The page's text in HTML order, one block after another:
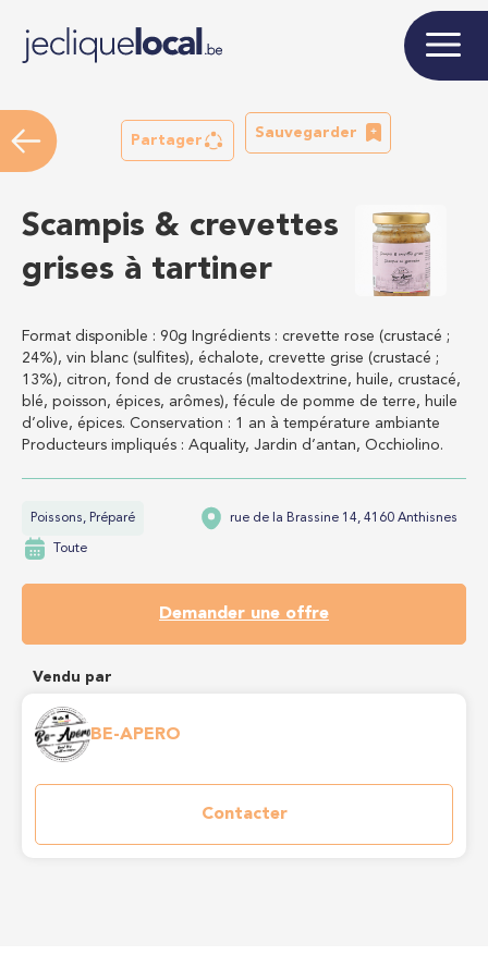
Partager
Sauvegarder
Scampis & crevettes
grises à tartiner
Format disponible : 90g Ingrédients : crevette rose (crustacé ;
24%), vin blanc (sulfites), échalote, crevette grise (crustacé ;
13%), citron, fond de crustacés (maltodextrine, huile, crustacé,
blé, poisson, épices, arômes), fécule de pomme de terre, huile
d’olive, épices. Conservation : 1 an à température ambiante
Producteurs impliqués : Aquality, Jardin d’antan, Occhiolino.
Poissons, Préparé rue de la Brassine 14, 4160 Anthisnes
Toute
Demander une offre
Vendu par
BE-APERO
Contacter